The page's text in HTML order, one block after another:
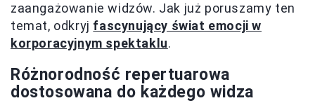
zaangażowanie widzów. Jak już poruszamy ten
temat, odkryj fascynujący świat emocji w
korporacyjnym spektaklu.
Różnorodność repertuarowa
dostosowana do każdego widza